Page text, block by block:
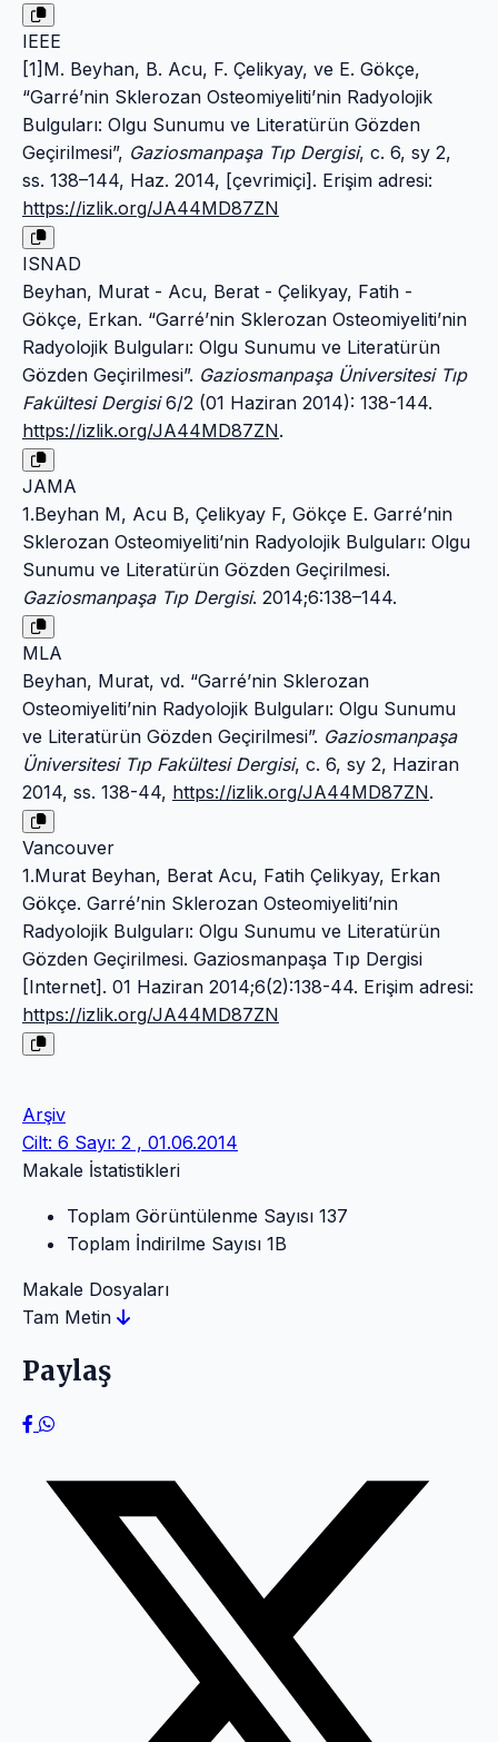
IEEE
[1]M. Beyhan, B. Acu, F. Çelikyay, ve E. Gökçe,
“Garré’nin Sklerozan Osteomiyeliti’nin Radyolojik
Bulguları: Olgu Sunumu ve Literatürün Gözden
Geçirilmesi”, Gaziosmanpaşa Tıp Dergisi, c. 6, sy 2,
ss. 138–144, Haz. 2014, [çevrimiçi]. Erişim adresi:
https://izlik.org/JA44MD87ZN
ISNAD
Beyhan, Murat - Acu, Berat - Çelikyay, Fatih -
Gökçe, Erkan. “Garré’nin Sklerozan Osteomiyeliti’nin
Radyolojik Bulguları: Olgu Sunumu ve Literatürün
Gözden Geçirilmesi”. Gaziosmanpaşa Üniversitesi Tıp
Fakültesi Dergisi6/2 (01 Haziran 2014): 138-144.
https://izlik.org/JA44MD87ZN.
JAMA
1.Beyhan M, Acu B, Çelikyay F, Gökçe E. Garré’nin
Sklerozan Osteomiyeliti’nin Radyolojik Bulguları: Olgu
Sunumu ve Literatürün Gözden Geçirilmesi.
Gaziosmanpaşa Tıp Dergisi. 2014;6:138–144.
MLA
Beyhan, Murat, vd. “Garré’nin Sklerozan
Osteomiyeliti’nin Radyolojik Bulguları: Olgu Sunumu
ve Literatürün Gözden Geçirilmesi”. Gaziosmanpaşa
Üniversitesi Tıp Fakültesi Dergisi, c. 6, sy 2, Haziran
2014, ss. 138-44, https://izlik.org/JA44MD87ZN.
Vancouver
1.Murat Beyhan, Berat Acu, Fatih Çelikyay, Erkan
Gökçe. Garré’nin Sklerozan Osteomiyeliti’nin
Radyolojik Bulguları: Olgu Sunumu ve Literatürün
Gözden Geçirilmesi. Gaziosmanpaşa Tıp Dergisi
[Internet]. 01 Haziran 2014;6(2):138-44. Erişim adresi:
https://izlik.org/JA44MD87ZN
Arşiv
Cilt: 6 Sayı: 2 , 01.06.2014
Makale İstatistikleri
Toplam Görüntülenme Sayısı 137
Toplam İndirilme Sayısı 1B
Makale Dosyaları
Tam Metin
Paylaş